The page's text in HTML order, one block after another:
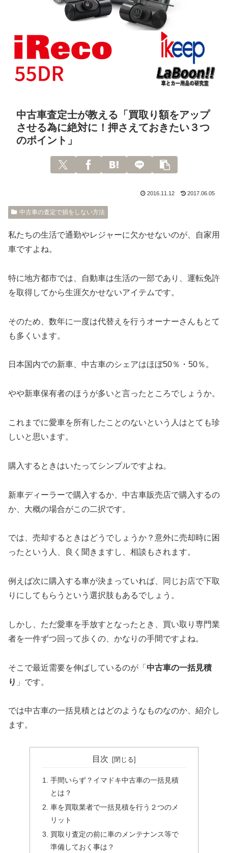
中古車査定士が教える「買取り額をアップ
させる為に絶対に！押さえておきたい３つ
のポイント」
2016.11.12 2017.06.05
中古車の査定で損をしない方法
私たちの生活で通勤やレジャーに欠かせないのが、自家用
車ですよね。
特に地方都市では、自動車は生活の一部であり、運転免許
を取得してから生涯欠かせないアイテムです。
そのため、数年に一度は代替えを行うオーナーさんもとて
も多くいます。
日本国内での新車、中古車のシェアはほぼ50％・50％。
やや新車保有者のほうが多いと言ったところでしょうか。
これまでに愛車を所有したことのないという人はとても珍
しいと思います。
購入するときはいたってシンプルですよね。
新車ディーラーで購入するか、中古車販売店で購入するの
か、大概の場合がこの二択です。
では、売却するときはどうでしょうか？意外に売却時に困
ったという人、良く聞きますし、相談もされます。
例えば次に購入する車が決まっていれば、同じお店で下取
りにしてもらうという選択肢もあるでしょう。
しかし、ただ愛車を手放すとなったとき、買い取り専門業
者を一件ずつ回って歩くの、かなりの手間ですよね。
そこで最近需要を伸ばしているのが「 中古車の一括見積
り 」です。
では中古車の一括見積とはどのようなものなのか、紹介し
ます。
目次
手間いらず？イマドキ中古車の一括見積
とは？
車を買取業者で一括見積を行う２つのメ
リット
買取り査定の前に車のメンテナンス等で
準備しておく事は？